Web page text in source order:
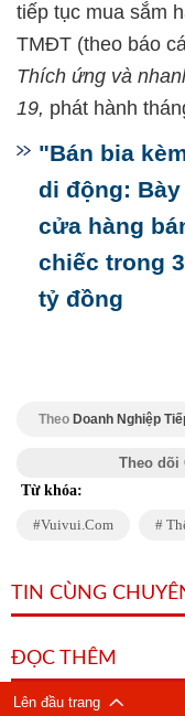
tiếp tục mua sắm
TMĐT (theo báo
Thích ứng và
19, phát hành
"Bán bia
di động:
cửa hàng
chiếc trong
tỷ đồng
Theo Doanh Nghiệp
Theo dõi
Từ khóa:
Vuivui.com
TIN CÙNG
ĐỌC THÊM
Lên đầu trang